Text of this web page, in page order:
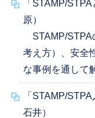
「STAMP/
原）
STAMP/STPA
考え方）、安全
な事例を通して
「STAMP/
石井）